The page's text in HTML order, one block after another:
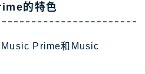
的特色
Music Prime和Music